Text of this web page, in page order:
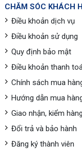
CHĂM SÓC KHÁCH
Điều khoản dịch vụ
Điều khoản sử dụng
Quy định bảo mật
Điều khoản thanh
Chính sách mua
Hướng dẫn mua
Giao nhận, kiểm
Đổi trả và bảo hành
Đăng ký thành viên